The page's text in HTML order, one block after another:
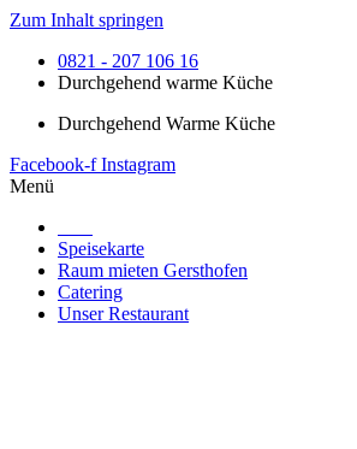
Zum Inhalt springen
0821 - 207 106 16
Durchgehend warme Küche
Durchgehend Warme Küche
Facebook-f Instagram
Menü
Speisekarte
Raum mieten Gersthofen
Catering
Unser Restaurant